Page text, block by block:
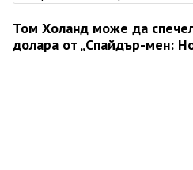
Том Холанд може да
долара от „Спайдър-мен: